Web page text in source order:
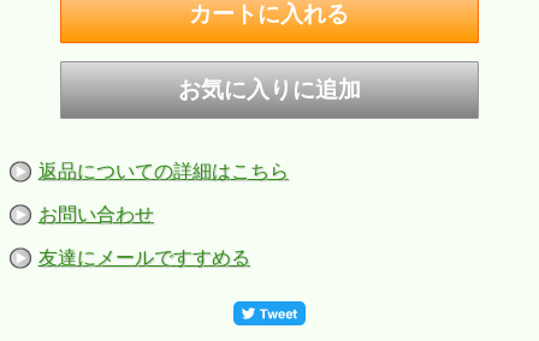
返品についての詳細はこちら
お問い合わせ
友達にメールですすめる